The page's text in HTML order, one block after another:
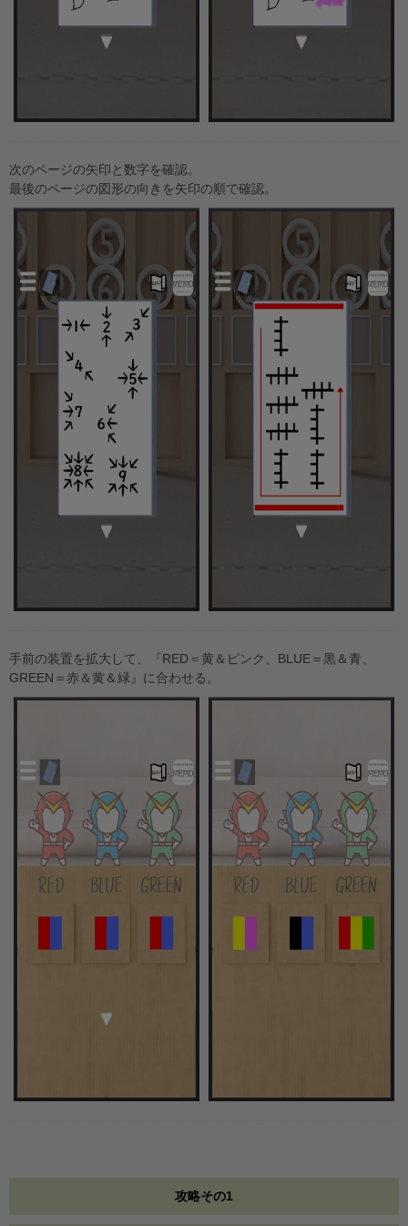
次のページの矢印と数字を確認。
最後のページの図形の向きを矢印の順で確認。
手前の装置を拡大して、『RED＝黄＆ピンク、BLUE＝黒＆青、
GREEN＝赤＆黄＆緑』に合わせる。
攻略その1